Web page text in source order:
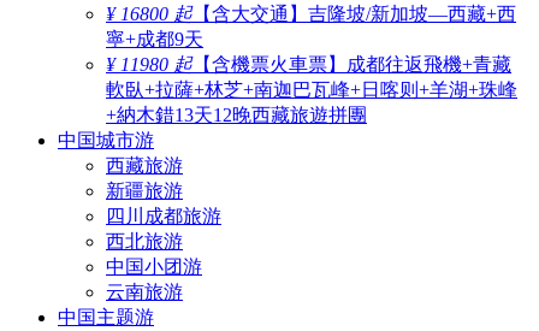
¥ 16800 起【含大交通】吉隆坡/新加坡—西藏+西
寧+成都9天
¥ 11980 起【含機票火車票】成都往返飛機+青藏
軟臥+拉薩+林芝+南迦巴瓦峰+日喀则+羊湖+珠峰
+納木錯13天12晚西藏旅遊拼團
中国城市游
西藏旅游
新疆旅游
四川成都旅游
西北旅游
中国小团游
云南旅游
中国主题游